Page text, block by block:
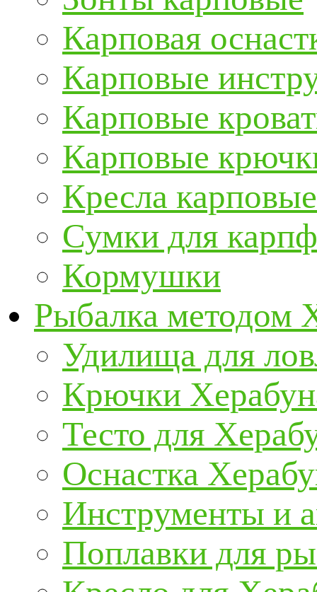
Карповая
Карповые
Карповые
Карповые
Кресла карповые
Сумки для
Кормушки
Рыбалка методом
Удилища для
Крючки
Тесто для
Оснастка
Инструменты и
Поплавки для